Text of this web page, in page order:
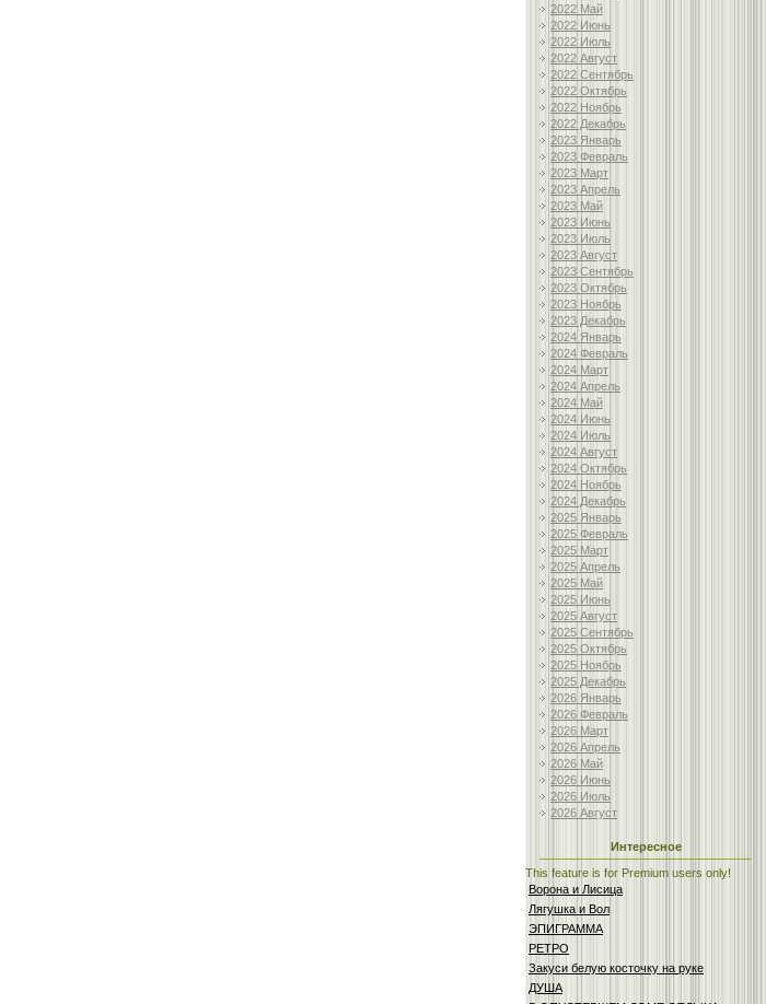
2022 Май
2022 Июнь
2022 Июль
2022 Август
2022 Сентябрь
2022 Октябрь
2022 Ноябрь
2022 Декабрь
2023 Январь
2023 Февраль
2023 Март
2023 Апрель
2023 Май
2023 Июнь
2023 Июль
2023 Август
2023 Сентябрь
2023 Октябрь
2023 Ноябрь
2023 Декабрь
2024 Январь
2024 Февраль
2024 Март
2024 Апрель
2024 Май
2024 Июнь
2024 Июль
2024 Август
2024 Октябрь
2024 Ноябрь
2024 Декабрь
2025 Январь
2025 Февраль
2025 Март
2025 Апрель
2025 Май
2025 Июнь
2025 Август
2025 Сентябрь
2025 Октябрь
2025 Ноябрь
2025 Декабрь
2026 Январь
2026 Февраль
2026 Март
2026 Апрель
2026 Май
2026 Июнь
2026 Июль
2026 Август
Интересное
This feature is for Premium users only!
Ворона и Лисица
Лягушка и Вол
ЭПИГРАММА
РЕТРО
Закуси белую косточку на руке
ДУША